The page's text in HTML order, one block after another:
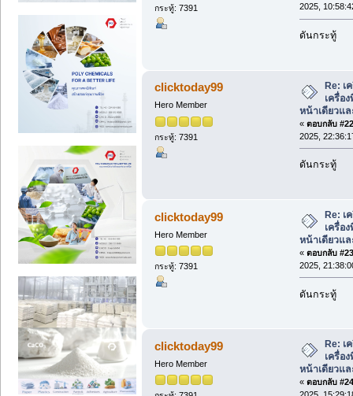
กระทู้: 7391
2025,
ดันกระทู้
clicktoday99
Hero Member
กระทู้: 7391
Re: เ
เครื่อ
หน้าเดียวแ
« ตอบกลับ
2025,
ดันกระทู้
clicktoday99
Hero Member
กระทู้: 7391
Re: เ
เครื่อ
หน้าเดียวแ
« ตอบกลับ
2025,
ดันกระทู้
clicktoday99
Hero Member
Re: เ
เครื่อ
หน้าเดียวแ
« ตอบกลับ